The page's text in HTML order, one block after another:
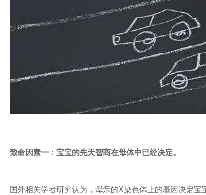
致命因素一：宝宝的先天智商在母体中已经决定。
国外相关学者研究认为，母亲的X染色体上的基因决定